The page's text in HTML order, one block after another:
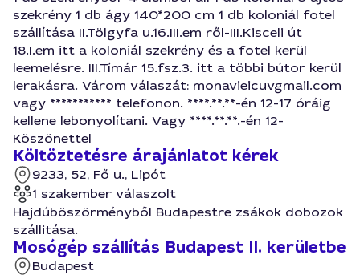
szekrény 1 db ágy 140*200 cm 1 db koloniál fotel
szállítása II.Tölgyfa u.16.III.em ről-III.Kisceli út
18.I.em itt a koloniál szekrény és a fotel kerül
leemelésre. III.Tímár 15.fsz.3. itt a többi bútor kerül
lerakásra. Várom válaszát: monavieicuvgmail.com
vagy *********** telefonon. ****.**.**-én 12-17 óráig
kellene lebonyolítani. Vagy ****.**.**.-én 12-
Köszönettel
Költöztetésre árajánlatot kérek
9233, 52, Fő u., Lipót
1 szakember válaszolt
Hajdúböszörményből Budapestre zsákok dobozok
szállitása.
Mosógép szállítás Budapest II. kerületbe
Budapest